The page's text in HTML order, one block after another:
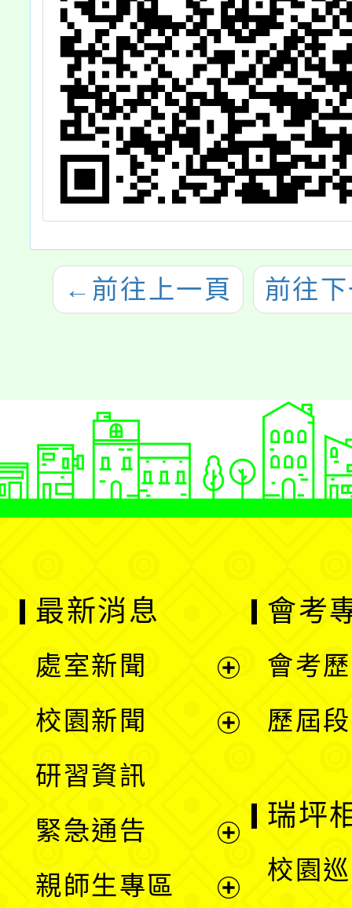
← 前往上一頁 前往
最新消息
處室新聞
單
校園新聞
選
單
研習資訊
緊急通告
親師生專區
會考
會考
歷屆
瑞坪
校園